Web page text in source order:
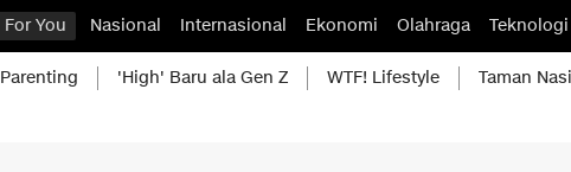
For You Nasional Internasional Ekonomi Olahraga Teknologi
Parenting 'High' Baru ala Gen Z WTF! Lifestyle Taman